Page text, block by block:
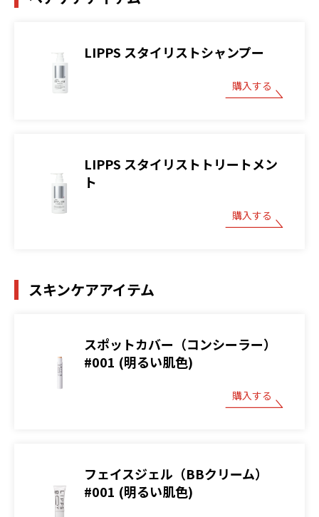
LIPPS スタイリストシャンプー
購入する
LIPPS スタイリストトリートメン
ト
購入する
スキンケアアイテム
スポットカバー（コンシーラー）
#001 (明るい肌色)
購入する
フェイスジェル（BBクリーム）
#001 (明るい肌色)